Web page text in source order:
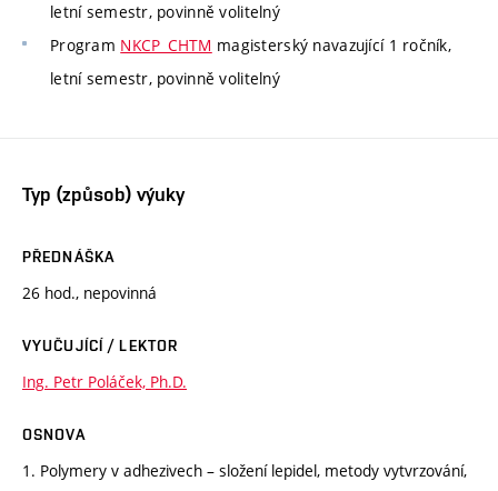
letní semestr, povinně volitelný
Program NKCP_CHTM magisterský navazující 1 ročník,
letní semestr, povinně volitelný
Typ (způsob) výuky
PŘEDNÁŠKA
26 hod., nepovinná
VYUČUJÍCÍ / LEKTOR
Ing. Petr Poláček, Ph.D.
OSNOVA
1. Polymery v adhezivech – složení lepidel, metody vytvrzování,